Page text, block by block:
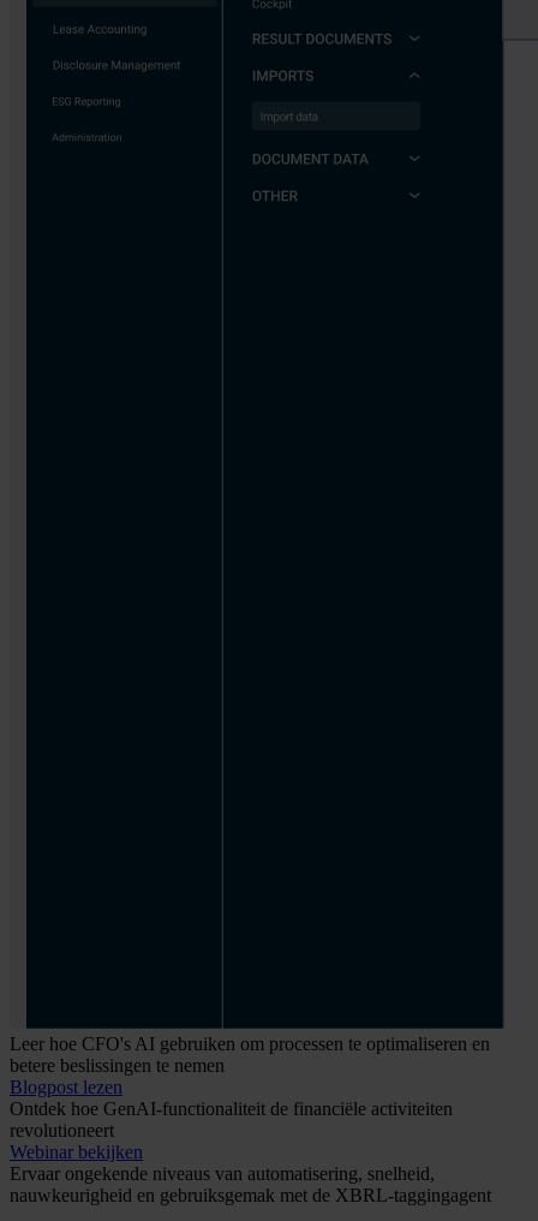
Leer hoe CFO's AI gebruiken om processen te optimaliseren en
betere beslissingen te nemen
Blogpost lezen
Ontdek hoe GenAI-functionaliteit de financiële activiteiten
revolutioneert
Webinar bekijken
Ervaar ongekende niveaus van automatisering, snelheid,
nauwkeurigheid en gebruiksgemak met de XBRL-taggingagent